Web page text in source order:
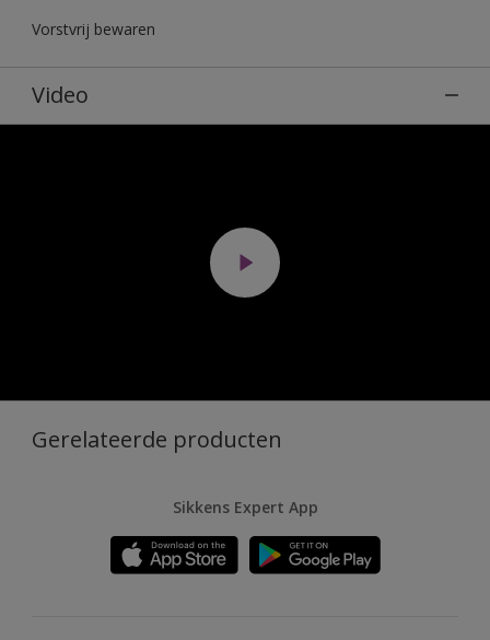
Vorstvrij bewaren
Video
Gerelateerde producten
Sikkens Expert App